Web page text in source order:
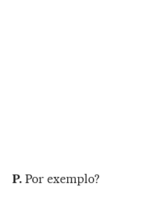
P.Por exemplo?